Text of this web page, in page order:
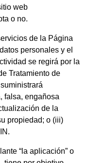
web
o no.
de la Página
personales y el
se regirá por la
Tratamiento de
falsa, engañosa
de la
propiedad; o (iii)
“la aplicación” o